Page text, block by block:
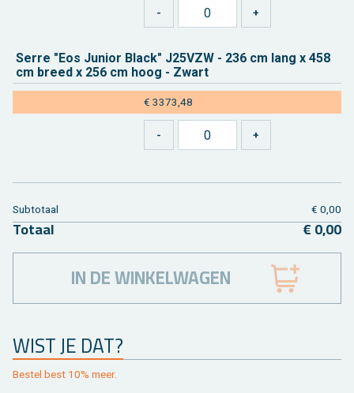
Serre "Eos Ju­ni­or Black" J25­VZW - 236 cm lang x 458
cm breed x 256 cm hoog - Zwart
€ 3373,48
WIST JE DAT?
Be­stel best 10% meer.
Sub­to­taal € 0,00
To­taal € 0,00
IN DE WINKELWAGEN